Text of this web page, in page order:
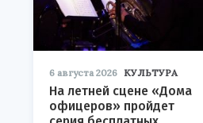
6 августа 2026 КУЛЬТУРА
На летней сцене «Дома
офицеров» пройдет